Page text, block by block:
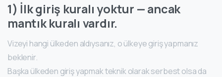
1) İlk giriş kuralı yoktur — ancak
mantık kuralı vardır.
Vizeyi hangi ülkeden aldıysanız, o ülkeye giriş yapmanız
beklenir.
Başka ülkeden giriş yapmak teknik olarak serbest olsa da